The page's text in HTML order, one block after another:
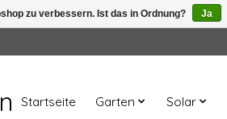
Startseite Garten Solar
zu verbessern. Ist das in Ordnung? Ja